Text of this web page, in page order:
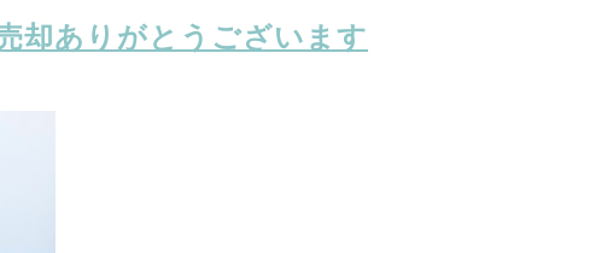
却ありがとうございます